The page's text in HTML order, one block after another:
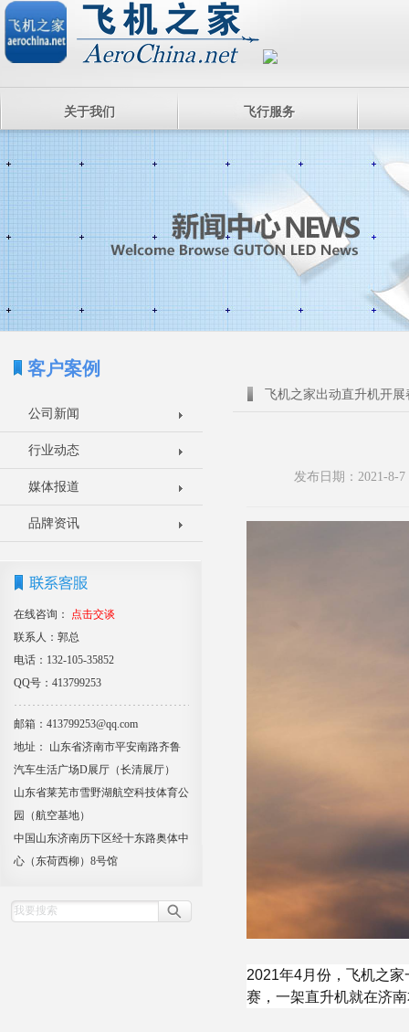
关于我们 飞行服务
客户案例
公司新闻
行业动态
媒体报道
品牌资讯
在线咨询：
点击交谈
联系人：郭总
电话：132-105-35852
QQ号：413799253
邮箱：413799253@qq.com
地址： 山东省济南市平安南路齐鲁
汽车生活广场D展厅（长清展厅）
山东省莱芜市雪野湖航空科技体育公
园（航空基地）
中国山东济南历下区经十东路奥体中
心（东荷西柳）8号馆
飞机之家出动直升机开
发布日期：2021-8-
2021年4月份，飞机之
赛，一架直升机就在济